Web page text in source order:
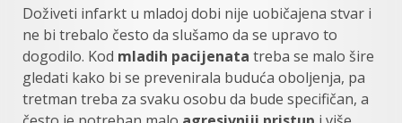
Doživeti infarkt u mladoj dobi nije uobičajena stvar i
ne bi trebalo često da slušamo da se upravo to
dogodilo. Kod mladih pacijenata treba se malo šire
gledati kako bi se prevenirala buduća oboljenja, pa
tretman treba za svaku osobu da bude specifičan, a